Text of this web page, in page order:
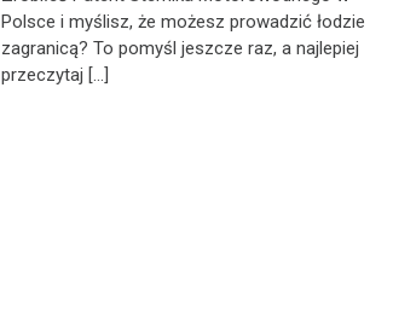
Polsce i myślisz, że możesz prowadzić łodzie
zagranicą? To pomyśl jeszcze raz, a najlepiej
przeczytaj […]